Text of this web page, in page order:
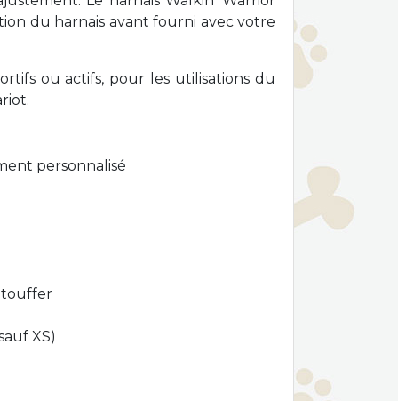
du harnais avant fourni avec votre
ou actifs, pour les utilisations du
personnalisé
XS)